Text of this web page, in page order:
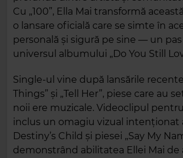
Cu „100”, Ella Mai transformă
o lansare oficială care se simte în
personală și sigură pe sine — un
universul albumului „Do You Still
Single-ul vine după lansările
Things” și „Tell Her”, piese care au
noii ere muzicale. Videoclipul pentru
inclus un omagiu vizual intenționat
Destiny’s Child și piesei „Say My
demonstrând abilitatea Ellei Mai de